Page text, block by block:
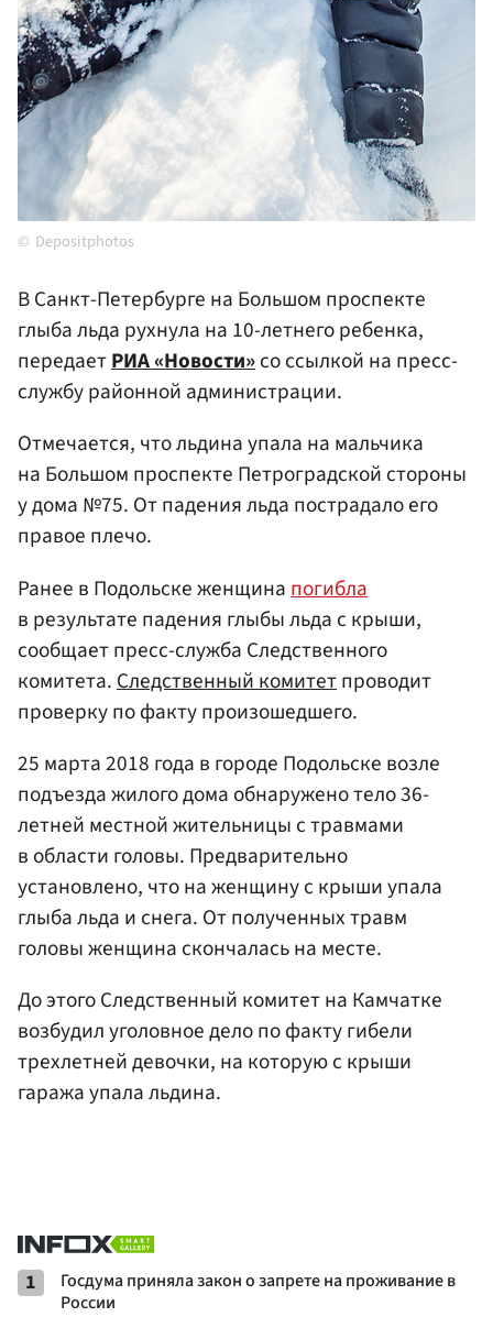
Depositphotos
В Санкт-Петербурге на Большом проспекте
глыба льда рухнула на 10-летнего ребенка,
передаетРИА «Новости»со ссылкой на пресс-
службу районной администрации.
Отмечается, что льдина упала на мальчика
на Большом проспекте Петроградской стороны
у дома №75. От падения льда пострадало его
правое плечо.
Ранее в Подольске женщина погибла
в результате падения глыбы льда с крыши,
сообщает пресс-служба Следственного
комитета. Следственный комитетпроводит
проверку по факту произошедшего.
25 марта 2018 года в городе Подольске возле
подъезда жилого дома обнаружено тело 36-
летней местной жительницы с травмами
в области головы. Предварительно
установлено, что на женщину с крыши упала
глыба льда и снега. От полученных травм
головы женщина скончалась на месте.
До этого Следственный комитет на Камчатке
возбудил уголовное дело по факту гибели
трехлетней девочки, на которую с крыши
гаража упала льдина.
1
Госдума приняла закон о запрете на проживание в
России